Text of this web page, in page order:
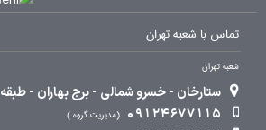
تماس با شعبه تهران
شعبه تهران
ستارخان - خسرو شمالی - برج بهاران - طبقه 7 واحد 2
09124677115
مدیریت گروه